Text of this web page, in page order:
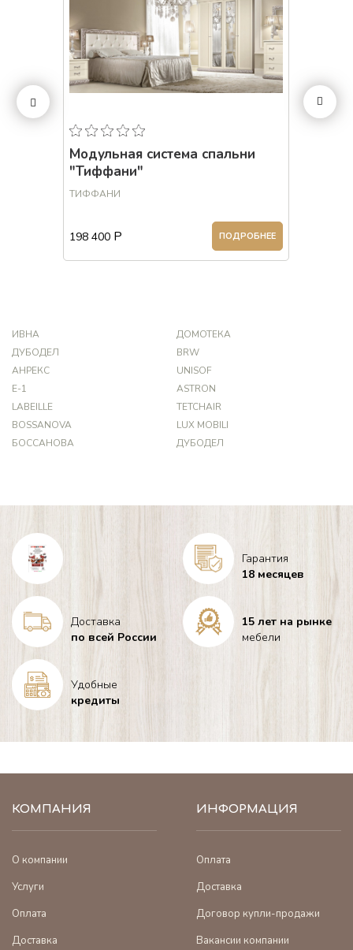
Модульная система спальни
"Тиффани"
ТИФФАНИ
198 400 Р ПОДРОБНЕЕ
ИВНА
ДОМОТЕКА
ДУБОДЕЛ
BRW
АНРЕКС
UNISOF
Е-1
ASTRON
LABEILLE
TETCHAIR
BOSSANOVA
LUX MOBILI
БОССАНОВА
ДУБОДЕЛ
Гарантия
18 месяцев
Доставка
по всей России
15 лет на рынке
мебели
Удобные
кредиты
КОМПАНИЯ
О компании
Услуги
Оплата
Доставка
ИНФОРМАЦИЯ
Оплата
Доставка
Договор купли-продажи
Вакансии компании